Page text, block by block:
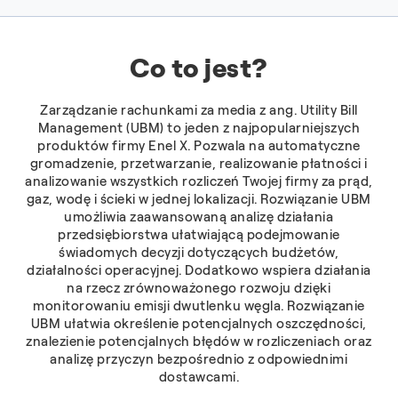
Co to jest?
Zarządzanie rachunkami za media z ang. Utility Bill
Management (UBM) to jeden z najpopularniejszych
produktów firmy Enel X. Pozwala na automatyczne
gromadzenie, przetwarzanie, realizowanie płatności i
analizowanie wszystkich rozliczeń Twojej firmy za prąd,
gaz, wodę i ścieki w jednej lokalizacji. Rozwiązanie UBM
umożliwia zaawansowaną analizę działania
przedsiębiorstwa ułatwiającą podejmowanie
świadomych decyzji dotyczących budżetów,
działalności operacyjnej. Dodatkowo wspiera działania
na rzecz zrównoważonego rozwoju dzięki
monitorowaniu emisji dwutlenku węgla. Rozwiązanie
UBM ułatwia określenie potencjalnych oszczędności,
znalezienie potencjalnych błędów w rozliczeniach oraz
analizę przyczyn bezpośrednio z odpowiednimi
dostawcami.